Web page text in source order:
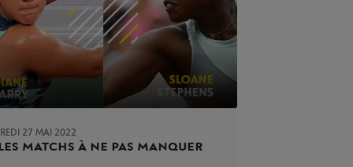
27 MAI 2022
les matchs à ne pas manquer